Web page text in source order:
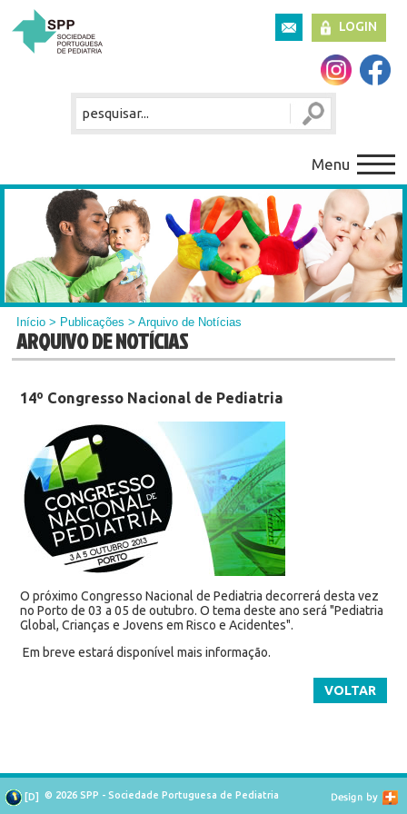
LOGIN
Menu
Início > Publicações > Arquivo de Notícias
ARQUIVO DE NOTÍCIAS
14º Congresso Nacional de Pediatria
O próximo Congresso Nacional de Pediatria decorrerá desta vez
no Porto de 03 a 05 de outubro. O tema deste ano será "Pediatria
Global, Crianças e Jovens em Risco e Acidentes".
Em breve estará disponível mais informação.
VOLTAR
[D] © 2026 SPP - Sociedade Portuguesa de Pediatria